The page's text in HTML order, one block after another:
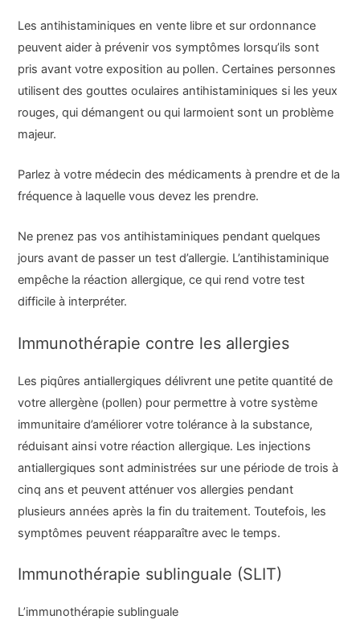
Les antihistaminiques en vente libre et sur ordonnance
peuvent aider à prévenir vos symptômes lorsqu’ils sont
pris avant votre exposition au pollen. Certaines personnes
utilisent des gouttes oculaires antihistaminiques si les yeux
rouges, qui démangent ou qui larmoient sont un problème
majeur.
Parlez à votre médecin des médicaments à prendre et de la
fréquence à laquelle vous devez les prendre.
Ne prenez pas vos antihistaminiques pendant quelques
jours avant de passer un test d’allergie. L’antihistaminique
empêche la réaction allergique, ce qui rend votre test
difficile à interpréter.
Immunothérapie contre les allergies
Les piqûres antiallergiques délivrent une petite quantité de
votre allergène (pollen) pour permettre à votre système
immunitaire d’améliorer votre tolérance à la substance,
réduisant ainsi votre réaction allergique. Les injections
antiallergiques sont administrées sur une période de trois à
cinq ans et peuvent atténuer vos allergies pendant
plusieurs années après la fin du traitement. Toutefois, les
symptômes peuvent réapparaître avec le temps.
Immunothérapie sublinguale (SLIT)
L’immunothérapie sublinguale